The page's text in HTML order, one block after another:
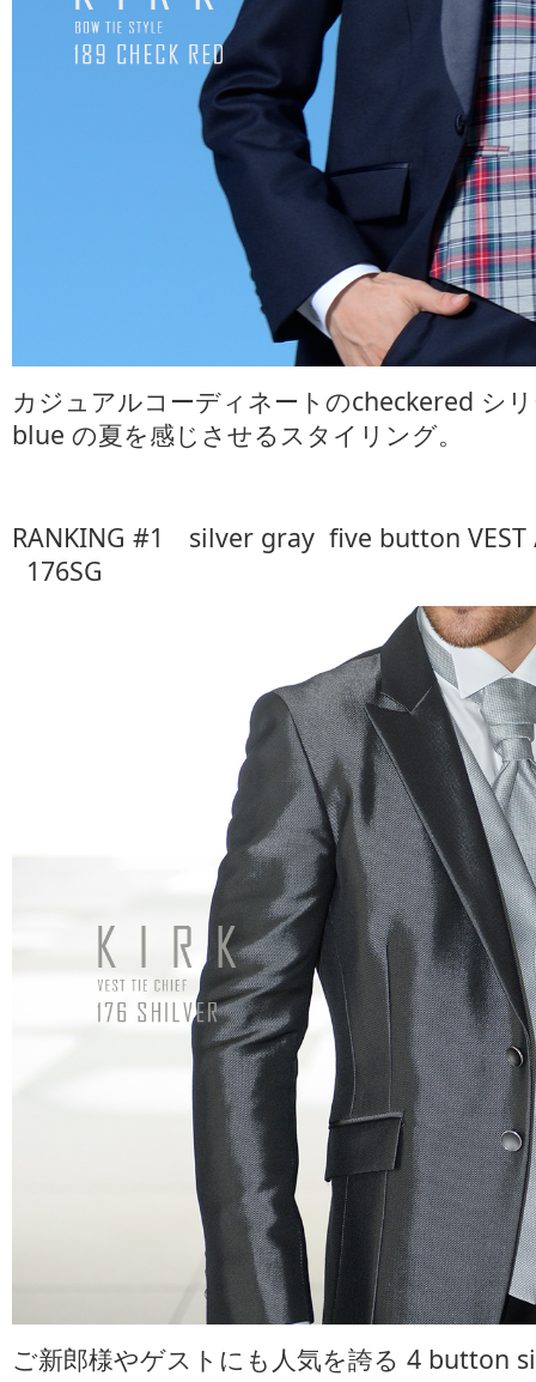
カジュアルコーディネートのcheckered シ
blue の夏を感じさせるスタイリング。
RANKING #1 silver gray five button
176SG
ご新郎様やゲストにも人気を誇る 4 button